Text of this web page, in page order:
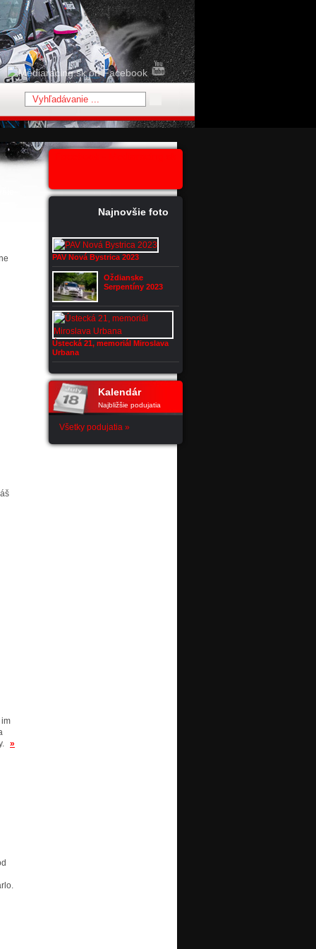
Najnovšie foto
PAV Nová Bystrica 2023
Oždianske
Serpentíny 2023
Ústecká 21, memoriál Miroslava
Urbana
Kalendár
Najbližšie podujatia
Všetky podujatia »
im
»